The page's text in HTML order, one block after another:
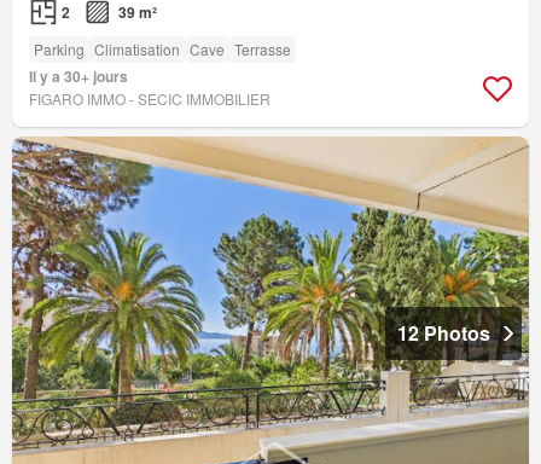
2 39 m²
Parking Climatisation Cave Terrasse
Il y a 30+ jours
FIGARO IMMO - SECIC IMMOBILIER
12 Photos